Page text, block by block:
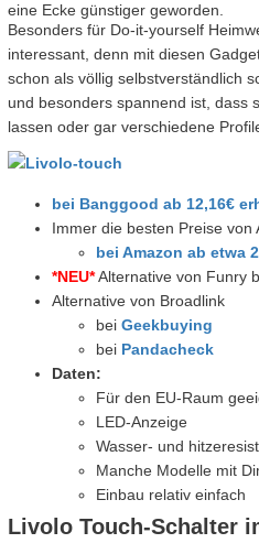
eine Ecke günstiger geworden.
Besonders für Do-it-yourself
interessant, denn mit diesen
schon als völlig selbstverständlich
und besonders spannend ist, dass
lassen oder gar verschiedene
bei Banggood ab 12,16€
Immer die besten Preise von
bei Amazon ab etwa
*NEU*Alternative von Funry
Alternative von Broadlink
bei Geekbuying
bei Pandacheck
Daten:
Für den EU-Raum
LED-Anzeige
Wasser- und
Manche Modelle mit
Einbau relativ einfach
Livolo Touch-Schalter